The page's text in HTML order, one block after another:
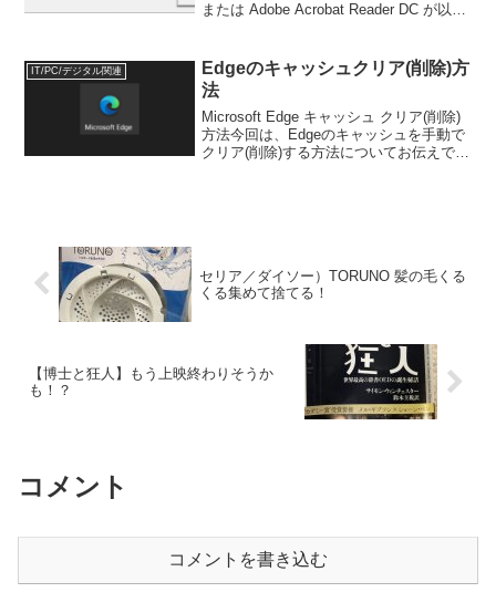
または Adobe Acrobat Reader DC が以下
IT/PC/デジタル関連
Edgeのキャッシュクリア(削除)方
法
Microsoft Edge キャッシュ クリア(削除)
方法今回は、Edgeのキャッシュを手動で
クリア(削除)する方法についてお伝えでき
セリア／ダイソー）TORUNO 髪の毛くる
くる集めて捨てる！
【博士と狂人】もう上映終わりそうか
も！？
コメント
コメントを書き込む